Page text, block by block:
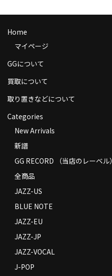
Help
送料
返品
コンディション
特定商取引法に基づく表示
Contact
Home
マイページ
GGについて
買取について
取り置きなどについて
Categories
New Arrivals
新譜
GG RECORD （当店のレーベル）
全商品
JAZZ-US
BLUE NOTE
JAZZ-EU
JAZZ-JP
JAZZ-VOCAL
J-POP